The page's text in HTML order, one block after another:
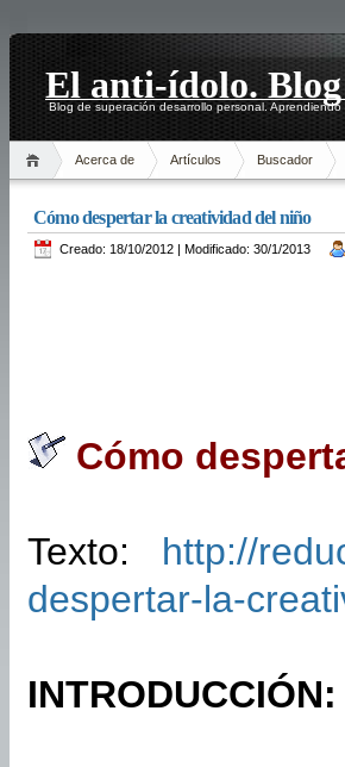
El anti-ídolo.
Blog de superación desarrollo personal.
Acerca de Artículos Buscador
Cómo despertar la creatividad del niño
Creado: 18/10/2012 | Modificado: 30/1/2013
Cómo
Texto: http://
despertar-la-
INTRODUCCIÓN: